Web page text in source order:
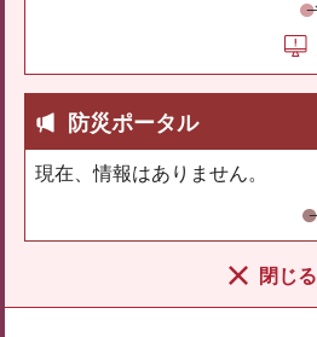
防災ポータル
現在、情報はありません。
閉じる